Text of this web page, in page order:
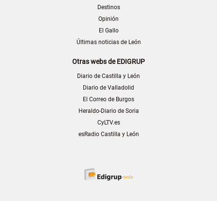
Destinos
Opinión
El Gallo
Últimas noticias de León
Otras webs de EDIGRUP
Diario de Castilla y León
Diario de Valladolid
El Correo de Burgos
Heraldo-Diario de Soria
CyLTV.es
esRadio Castilla y León